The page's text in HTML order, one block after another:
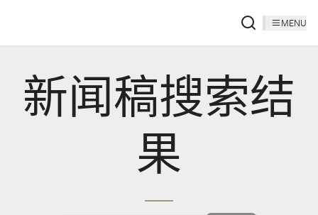
MENU
新闻稿搜索结
果